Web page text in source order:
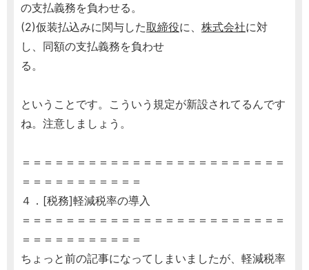
の支払義務を負わせる。
(2)仮装払込みに関与した取締役に、 株式会社に対
し、同額の支払義務を負わせ
る。
ということです。こういう規定が新設されてるんです
ね。注意しましょう。
＝＝＝＝＝＝＝＝＝＝＝＝＝＝＝＝＝＝＝＝＝＝＝＝
＝＝＝＝＝＝＝＝＝＝＝
４．[税務]軽減税率の導入
＝＝＝＝＝＝＝＝＝＝＝＝＝＝＝＝＝＝＝＝＝＝＝＝
＝＝＝＝＝＝＝＝＝＝＝
ちょっと前の記事になってしまいましたが、軽減税率